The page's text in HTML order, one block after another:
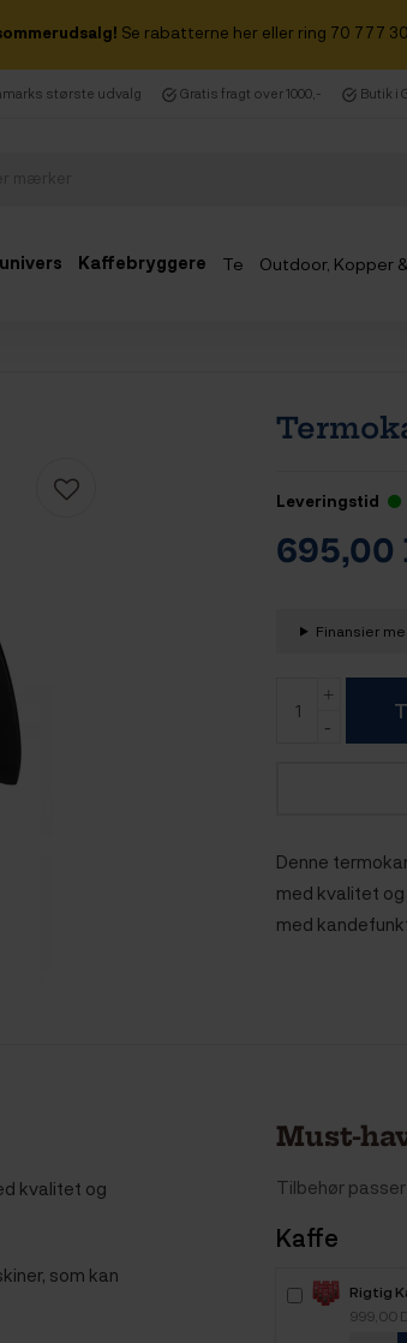
Se rabatterne her eller ring 70 777
største udvalg Gratis fragt over 1000,- Butik i
Kaffebryggere Te Outdoor, Kopper
Leveringstid
695,00
Finansier
Denne
med kvalitet
med
kvalitet og
som kan
Must-
Tilbehør
Kaffe
Rigtig
Intenso
999,00